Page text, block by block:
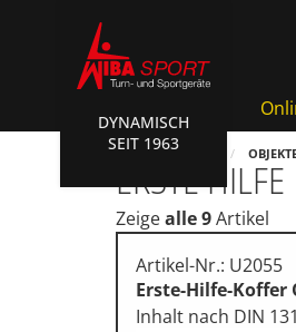
DYNAMISCH
SEIT 1963
HOME
ERSTE HILFE
Zeigealle 9Artikel
Artikel-Nr.: U2055
Erste-Hilfe-Koffer
Inhalt nach DIN